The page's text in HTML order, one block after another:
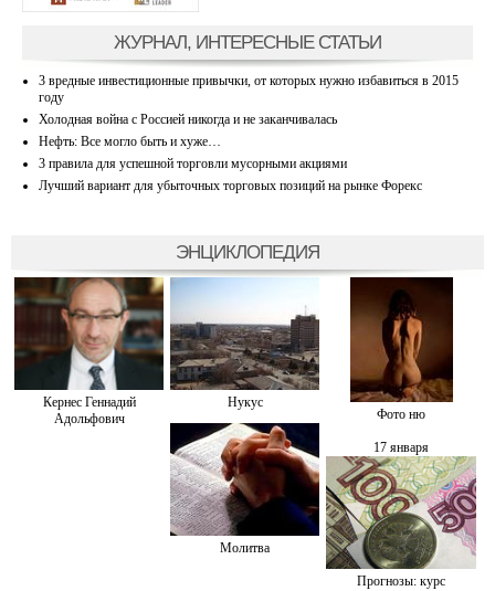
ЖУРНАЛ, ИНТЕРЕСНЫЕ СТАТЬИ
3 вредные инвестиционные привычки, от которых нужно избавиться в 2015
году
Холодная война с Россией никогда и не заканчивалась
Нефть: Все могло быть и хуже…
3 правила для успешной торговли мусорными акциями
Лучший вариант для убыточных торговых позиций на рынке Форекс
ЭНЦИКЛОПЕДИЯ
Кернес Геннадий
Адольфович
Нукус
Фото ню
Молитва
17 января
Прогнозы: курс